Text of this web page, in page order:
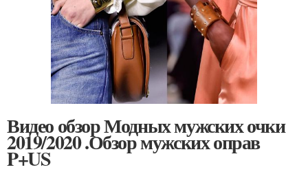
Видео обзор Модных мужских очки
2019/2020 .Обзор мужских оправ
P+US